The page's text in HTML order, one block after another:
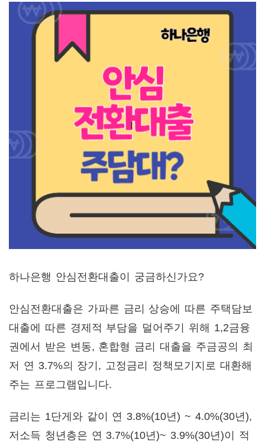
하나은행 안심전환대출이 궁금하신가요?
안심전환대출은 가파른 금리 상승에 따른 주택담보
대출에 따른 경제적 부담을 덜어주기 위해 1,2금융
권에서 받은 변동, 혼합형 금리 대출을 주금공의 최
저 연 3.7%의 장기, 고정금리 정책모기지로 대환해
주는 프로그램입니다.
금리는 1단게와 같이 연 3.8%(10년) ~ 4.0%(30년),
저소득 청년층은 연 3.7%(10년)~ 3.9%(30년)이 적